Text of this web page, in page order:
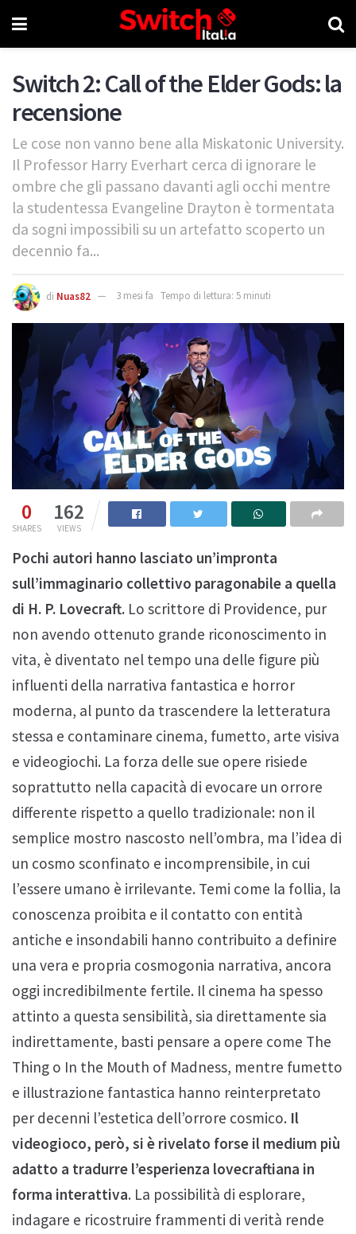
Switch 2: Call of the Elder Gods: la
recensione
Le cose non vanno bene alla Miskatonic University.
Il Professor Harry Everhart cerca di ignorare le
ombre che gli passano davanti agli occhi mentre
la studentessa Evangeline Drayton è tormentata
da sogni impossibili su un artefatto scoperto un
decennio fa...
di Nuas82 3 mesi fa Tempo di lettura: 5 minuti
0
SHARES
162
VIEWS
Pochi autori hanno lasciato un’impronta
sull’immaginario collettivo paragonabile a quella
di H. P. Lovecraft. Lo scrittore di Providence, pur
non avendo ottenuto grande riconoscimento in
vita, è diventato nel tempo una delle figure più
influenti della narrativa fantastica e horror
moderna, al punto da trascendere la letteratura
stessa e contaminare cinema, fumetto, arte visiva
e videogiochi. La forza delle sue opere risiede
soprattutto nella capacità di evocare un orrore
differente rispetto a quello tradizionale: non il
semplice mostro nascosto nell’ombra, ma l’idea di
un cosmo sconfinato e incomprensibile, in cui
l’essere umano è irrilevante. Temi come la follia, la
conoscenza proibita e il contatto con entità
antiche e insondabili hanno contribuito a definire
una vera e propria cosmogonia narrativa, ancora
oggi incredibilmente fertile. Il cinema ha spesso
attinto a questa sensibilità, sia direttamente sia
indirettamente, basti pensare a opere come The
Thing o In the Mouth of Madness, mentre fumetto
e illustrazione fantastica hanno reinterpretato
per decenni l’estetica dell’orrore cosmico. Il
videogioco, però, si è rivelato forse il medium più
adatto a tradurre l’esperienza lovecraftiana in
forma interattiva. La possibilità di esplorare,
indagare e ricostruire frammenti di verità rende